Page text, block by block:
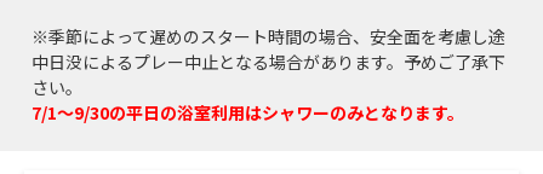
※季節によって遅めのスタート時間の場合、安全面を考慮し途
中日没によるプレー中止となる場合があります。予めご了承下
さい。
7/1～9/30の平日の浴室利用はシャワーのみとなります。